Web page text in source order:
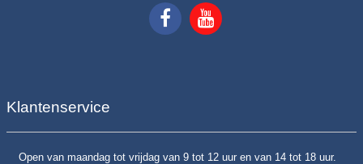
Klantenservice
Open van maandag tot vrijdag van 9 tot 12 uur en van 14 tot 18 uur.